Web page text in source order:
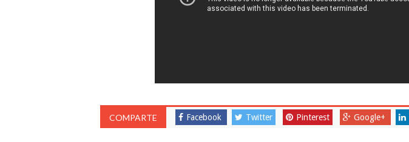
COMPARTE Facebook Twitter Pinterest Google+